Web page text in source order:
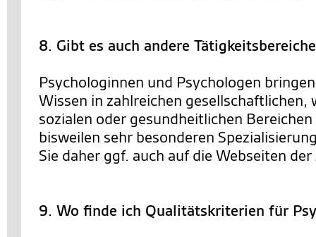
8. Gibt es auch andere
Psychologinnen und Psychologen
Wissen in zahlreichen
sozialen oder gesundheitlichen
bisweilen sehr besonderen
Sie daher ggf. auch auf die Webseiten
9. Wo finde ich Qualitätskriterien für